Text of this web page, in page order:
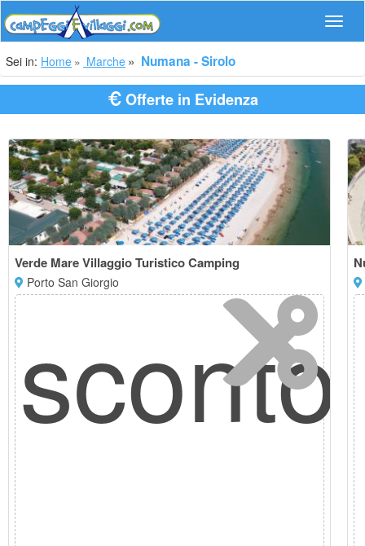
Sei in: Home Marche Numana - Sirolo
Offerte in Evidenza
Verde Mare Villaggio Turistico Camping
Porto San Giorgio
sconto